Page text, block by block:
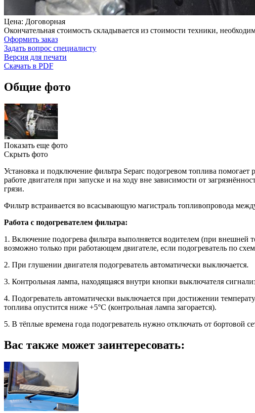
Цена: Договорная
Окончательная стоимость складывается из стоимости техники,
Оформить заказ
Задать вопрос специалисту
Версия для печати
Скачать в PDF
Общие фото
Показать еще фото
Скрыть фото
Установка и подключение фильтра Separс подогревом топлива
работе двигателя при запуске и на ходу вне зависимости от
грязи.
Фильтр встраивается во всасывающую магистраль топливопровода
Работа с подогревателем фильтра:
1. Включение подогрева фильтра выполняется водителем (при
возможно только при работающем двигателе, если подогреватель по
2. При глушении двигателя подогреватель автоматически выключается.
3. Контрольная лампа, находящаяся внутри кнопки выключателя
4. Подогреватель автоматически выключается при достижении
топлива опустится ниже +5°С (контрольная лампа загорается).
5. В тёплые времена года подогреватель нужно отключать от бортовой
Вас также может заинтересовать: